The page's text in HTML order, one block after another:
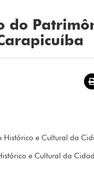
do
Histórico e Cultural da
e Cultural da